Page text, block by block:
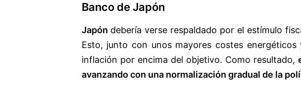
Banco de Japón
Japón debería verse respaldado por el estímulo
Esto, junto con unos mayores costes
inflación por encima del objetivo. Como resultado,
avanzando con una normalización gradual de la